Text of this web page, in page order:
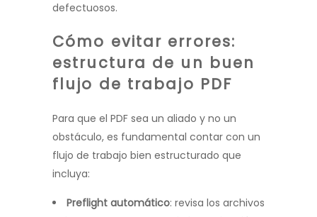
defectuosos.
Cómo evitar errores:
estructura de un buen
flujo de trabajo PDF
Para que el PDF sea un aliado y no un
obstáculo, es fundamental contar con un
flujo de trabajo bien estructurado que
incluya:
Preflight automático: revisa los archivos